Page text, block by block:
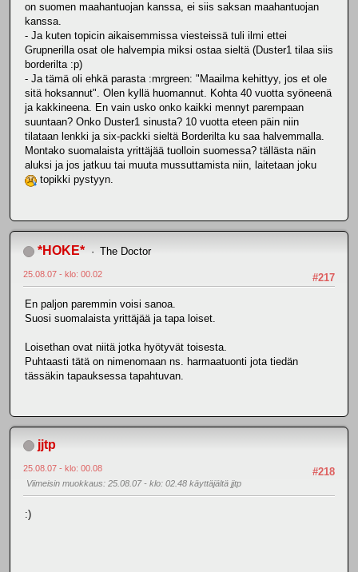
on suomen maahantuojan kanssa, ei siis saksan maahantuojan
kanssa.
- Ja kuten topicin aikaisemmissa viesteissä tuli ilmi ettei
Grupnerilla osat ole halvempia miksi ostaa sieltä (Duster1 tilaa siis
borderilta :p)
- Ja tämä oli ehkä parasta :mrgreen: "Maailma kehittyy, jos et ole
sitä hoksannut". Olen kyllä huomannut. Kohta 40 vuotta syöneenä
ja kakkineena. En vain usko onko kaikki mennyt parempaan
suuntaan? Onko Duster1 sinusta? 10 vuotta eteen päin niin
tilataan lenkki ja six-packki sieltä Borderilta ku saa halvemmalla.
Montako suomalaista yrittäjää tuolloin suomessa? tällästa näin
aluksi ja jos jatkuu tai muuta mussuttamista niin, laitetaan joku
topikki pystyyn.
*HOKE* The Doctor
#217
25.08.07 - klo: 00.02
En paljon paremmin voisi sanoa.
Suosi suomalaista yrittäjää ja tapa loiset.
Loisethan ovat niitä jotka hyötyvät toisesta.
Puhtaasti tätä on nimenomaan ns. harmaatuonti jota tiedän
tässäkin tapauksessa tapahtuvan.
jjtp
#218
25.08.07 - klo: 00.08
Viimeisin muokkaus: 25.08.07 - klo: 02.48 käyttäjältä jjtp
:)